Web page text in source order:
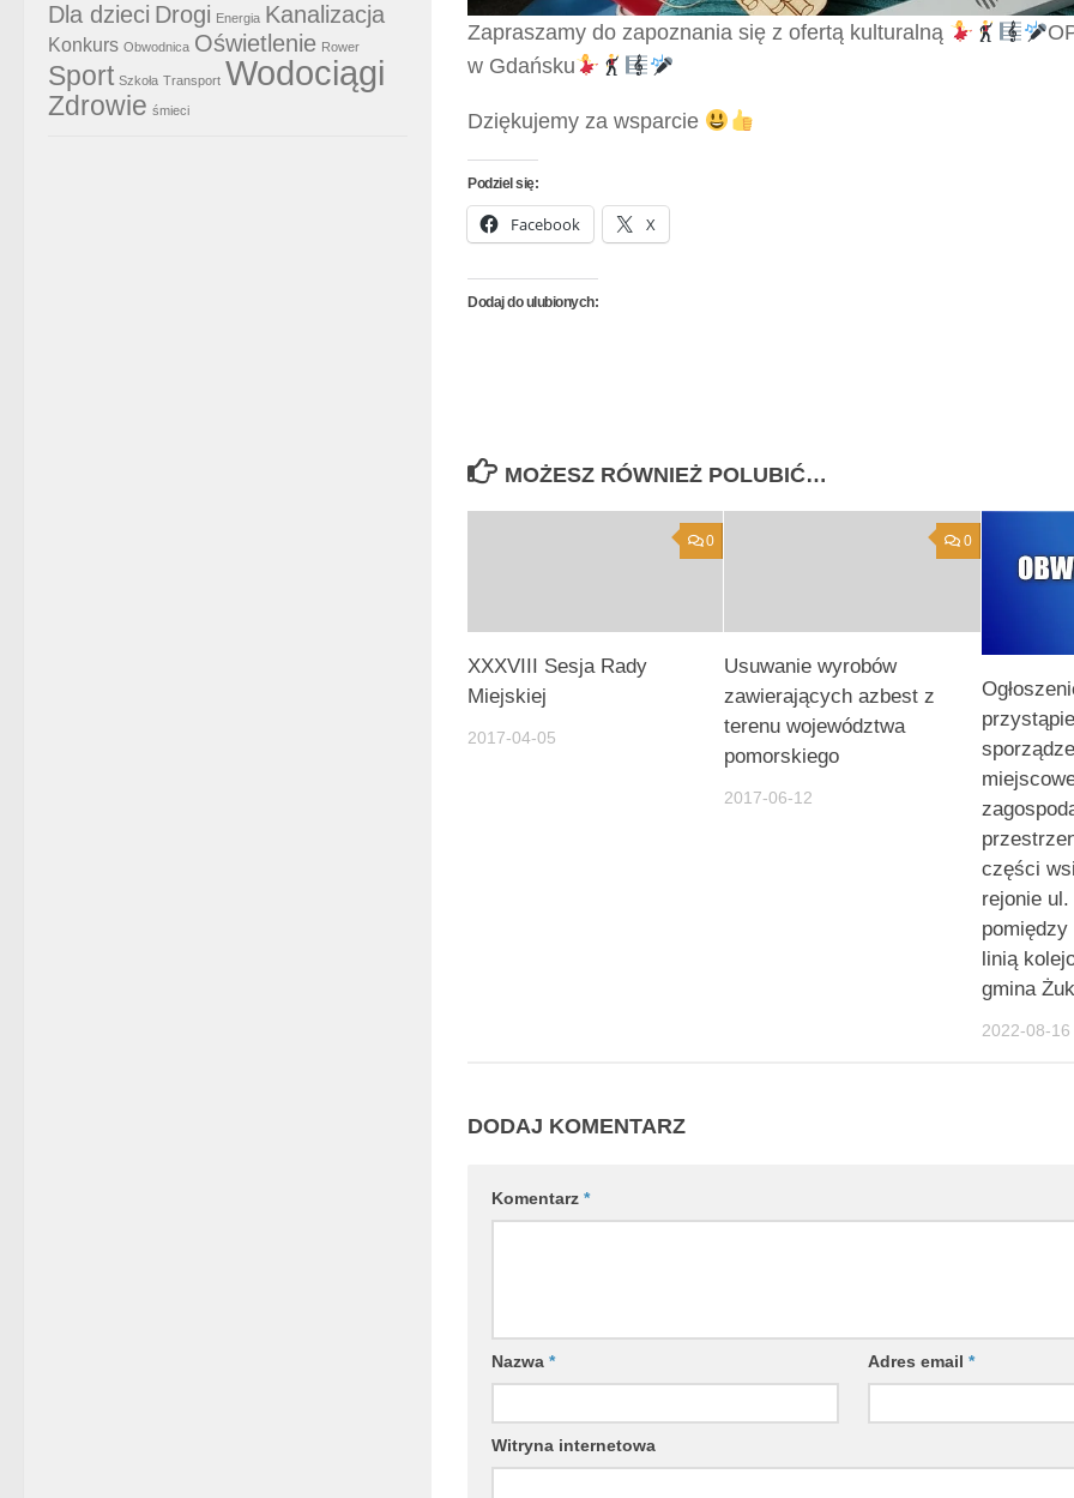
Zapraszamy do zapoznania się z ofertą kulturalną
w Gdańsku
Dziękujemy za wsparcie
Podziel się:
Facebook X
Dodaj do ulubionych:
MOŻESZ RÓWNIEŻ POLUBIĆ…
0
XXXVIII Sesja Rady
Miejskiej
2017-04-05
0
Usuwanie wyrobów
zawierających azbest z
terenu województwa
pomorskiego
2017-06-12
części
rejonie
linią
gmina
2022-08-16
DODAJ KOMENTARZ
Komentarz *
Nazwa * Adres email*
Witryna internetowa
Dla dzieci Drogi Energia Kanalizacja
Konkurs Obwodnica Oświetlenie Rower
Sport Szkoła Transport Wodociągi
Zdrowie śmieci